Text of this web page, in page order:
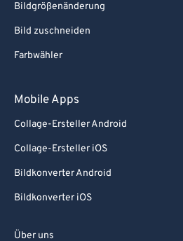
Bildgrößenänderung
Bild zuschneiden
Farbwähler
Mobile Apps
Collage-Ersteller Android
Collage-Ersteller iOS
Bildkonverter Android
Bildkonverter iOS
Über uns